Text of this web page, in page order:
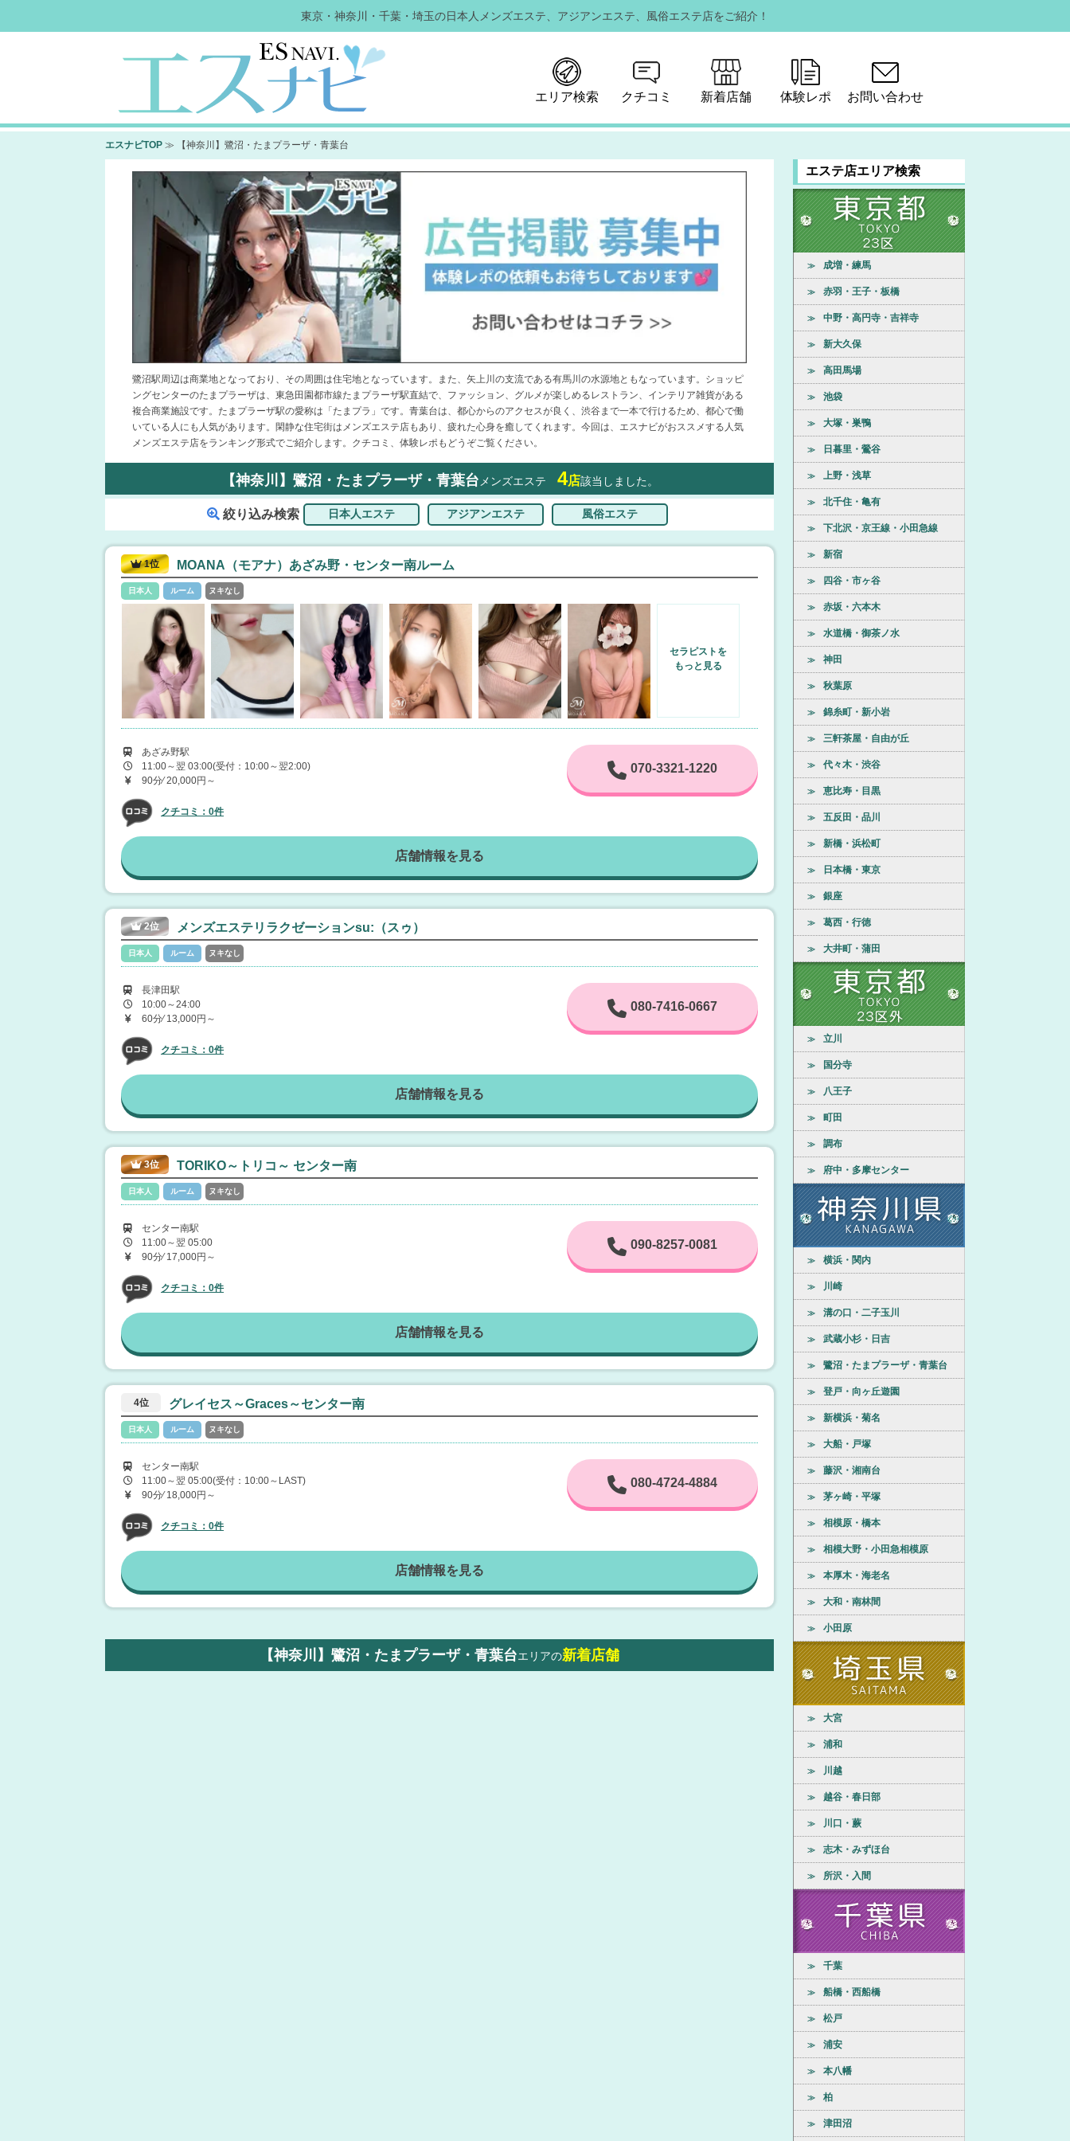
東京・神奈川・千葉・埼玉の日本人メンズエステ、 アジアンエステ、風俗エステ店をご紹介！
エリア検索 クチコミ 新着店舗 体験レポ お問い合わせ
エスナビTOP ≫ 【神奈川】鷺沼・たまプラーザ・青葉台
エステ店エリア検索
≫ 成増・練馬
≫ 赤羽・王子・板橋
≫ 中野・高円寺・吉祥寺
≫ 新大久保
≫ 高田馬場
≫ 池袋
≫ 大塚・巣鴨
≫ 日暮里・鶯谷
≫ 上野・浅草
≫ 北千住・亀有
≫ 下北沢・京王線・小田急線
≫ 新宿
≫ 四谷・市ヶ谷
≫ 赤坂・六本木
≫ 水道橋・御茶ノ水
≫ 神田
≫ 秋葉原
≫ 錦糸町・新小岩
≫ 三軒茶屋・自由が丘
≫ 代々木・渋谷
≫ 恵比寿・目黒
≫ 五反田・品川
≫ 新橋・浜松町
≫ 日本橋・東京
≫ 銀座
≫ 葛西・行徳
≫ 大井町・蒲田
≫ 立川
≫ 国分寺
≫ 八王子
≫ 町田
≫ 調布
≫ 府中・多摩センター
≫ 横浜・関内
≫ 川崎
≫ 溝の口・二子玉川
≫ 武蔵小杉・日吉
≫ 鷺沼・たまプラーザ・青葉台
≫ 登戸・向ヶ丘遊園
≫ 新横浜・菊名
≫ 大船・戸塚
≫ 藤沢・湘南台
≫ 茅ヶ崎・平塚
≫ 相模原・橋本
≫ 相模大野・小田急相模原
≫ 本厚木・海老名
≫ 大和・南林間
≫ 小田原
≫ 大宮
≫ 浦和
≫ 川越
≫ 越谷・春日部
≫ 川口・蕨
≫ 志木・みずほ台
≫ 所沢・入間
≫ 千葉
≫ 船橋・西船橋
≫ 松戸
≫ 浦安
≫ 本八幡
≫ 柏
≫ 津田沼
鷺沼駅周辺は商業地となっており、その周囲は住宅地となっています。また、矢上川の支流である有馬川の水源地ともなっています。ショッピ
ングセンターのたまプラーザは、東急田園都市線たまプラーザ駅直結で、ファッション、グルメが楽しめるレストラン、インテリア雑貨がある
複合商業施設です。たまプラーザ駅の愛称は「たまプラ」です。青葉台は、都心からのアクセスが良く、渋谷まで一本で行けるため、都心で働
いている人にも人気があります。閑静な住宅街はメンズエステ店もあり、疲れた心身を癒してくれます。今回は、エスナビがおススメする人気
メンズエステ店をランキング形式でご紹介します。クチコミ、体験レポもどうぞご覧ください。
【神奈川】鷺沼・たまプラーザ・青葉台メンズエステ 4店該当しました。
絞り込み検索
1位 MOANA（モアナ）あざみ野・センター南ルーム
日本人 ルーム ヌキなし
セラピストを
もっと見る
あざみ野駅
11:00～翌 03:00(受付：10:00～翌2:00)
90分⁄ 20,000円～
070-3321-1220
クチコミ：0件
店舗情報を見る
2位 メンズエステリラクゼーションsu:（スゥ）
日本人 ルーム ヌキなし
長津田駅
10:00～24:00
60分⁄ 13,000円～
080-7416-0667
クチコミ：0件
店舗情報を見る
3位 TORIKO～トリコ～ センター南
日本人 ルーム ヌキなし
センター南駅
11:00～翌 05:00
90分⁄ 17,000円～
090-8257-0081
クチコミ：0件
店舗情報を見る
4位 グレイセス～Graces～センター南
日本人 ルーム ヌキなし
センター南駅
11:00～翌 05:00(受付：10:00～LAST)
90分⁄ 18,000円～
080-4724-4884
クチコミ：0件
店舗情報を見る
【神奈川】鷺沼・たまプラーザ・青葉台エリアの新着店舗